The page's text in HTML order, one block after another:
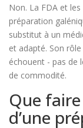
Non. La FDA et
préparation
substitut à un
et adapté. Son
échouent - pas de
de commodité.
Que
d’une